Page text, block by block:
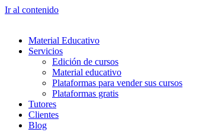
Ir al contenido
Material Educativo
Servicios
Edición de cursos
Material educativo
Plataformas para vender sus cursos
Plataformas gratis
Tutores
Clientes
Blog